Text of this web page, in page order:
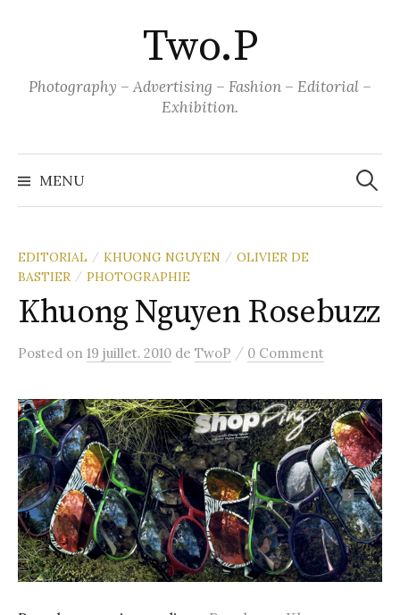
Two.P
Photography – Advertising – Fashion – Editorial –
Exhibition.
MENU
EDITORIAL / KHUONG NGUYEN / OLIVIER DE
BASTIER / PHOTOGRAPHIE
Khuong Nguyen Rosebuzz
Posted on 19 juillet. 2010 de TwoP / 0 Comment